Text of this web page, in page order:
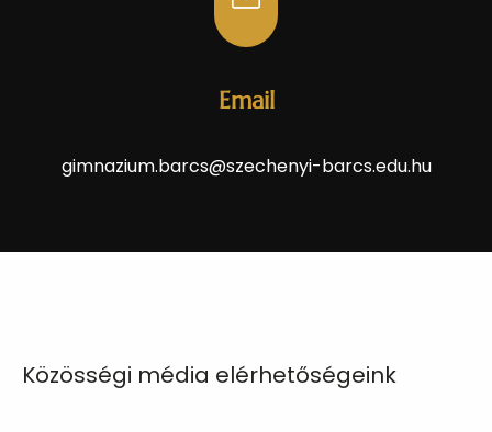
Email
gimnazium.barcs@szechenyi-barcs.edu.hu
Közösségi média elérhetőségeink